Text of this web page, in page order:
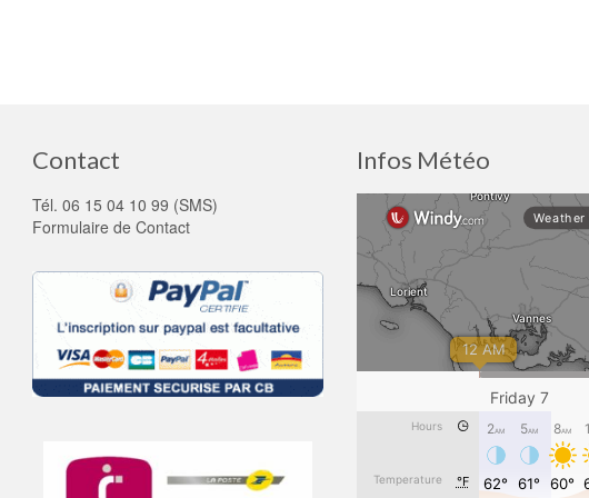
Contact
Tél. 06 15 04 10 99 (SMS)
Formulaire de Contact
Infos Météo